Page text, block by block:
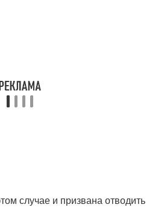
случае и призвана отводить